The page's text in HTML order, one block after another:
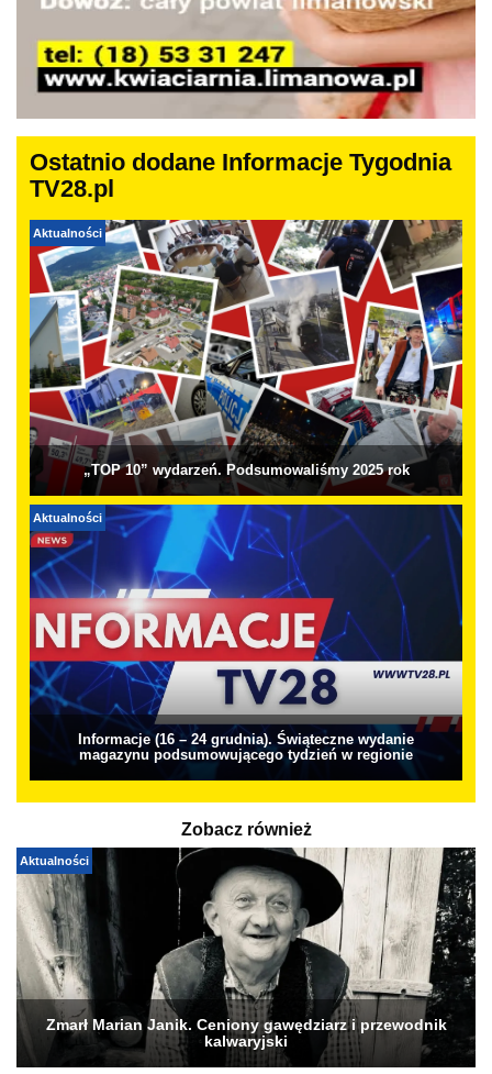
Ostatnio dodane Informacje Tygodnia
TV28.pl
Aktualności
„TOP 10” wydarzeń. Podsumowaliśmy 2025 rok
Aktualności
Informacje (16 – 24 grudnia). Świąteczne wydanie
magazynu podsumowującego tydzień w regionie
Zobacz również
Aktualności
Zmarł Marian Janik. Ceniony gawędziarz i przewodnik
kalwaryjski